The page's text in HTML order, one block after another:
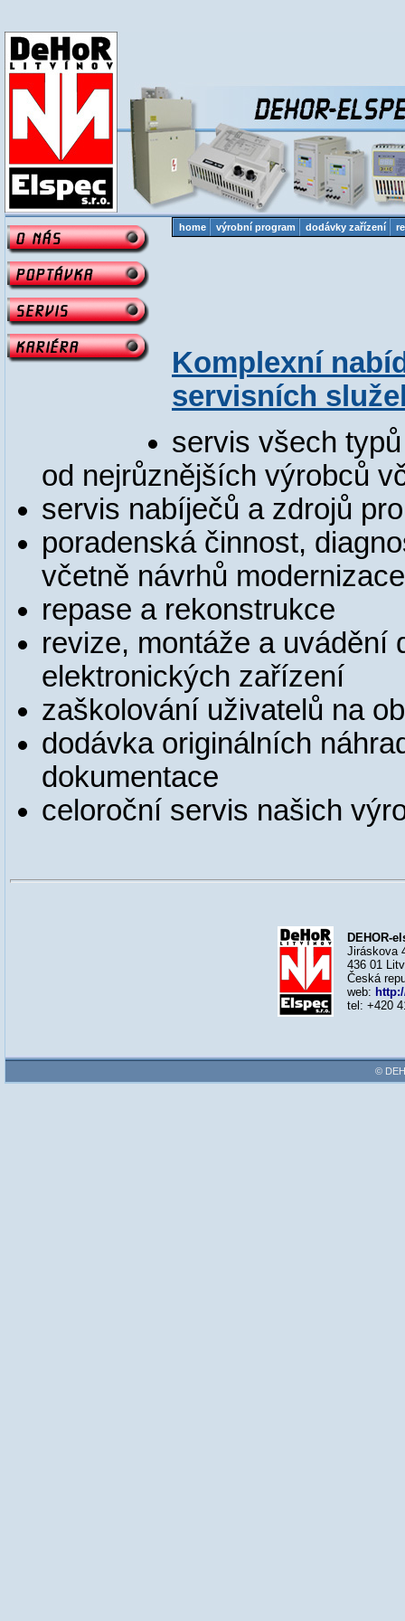
home výrobní program dodávky zařízení
Komplexní
servisních
servis všech
od nejrůznějších výrobců
servis nabíječů a zdrojů
poradenská činnost,
včetně návrhů modernizace
repase a rekonstrukce
revize, montáže a uvádění
elektronických zařízení
zaškolování uživatelů na
dodávka originálních
dokumentace
celoroční servis našich
DEHOR-
Jiráskova
436 01
Česká
web:
tel: +420
©